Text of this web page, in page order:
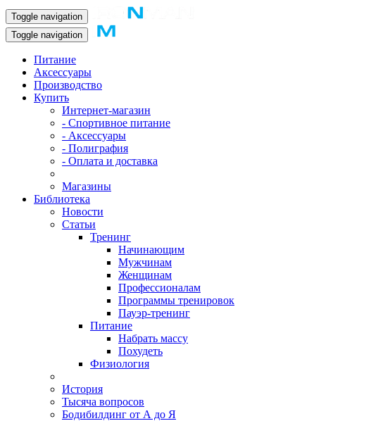
Toggle navigation
Toggle navigation
Питание
Аксессуары
Производство
Купить
Интернет-магазин
- Спортивное питание
- Аксессуары
- Полиграфия
- Оплата и доставка
Магазины
Библиотека
Новости
Статьи
Тренинг
Начинающим
Мужчинам
Женщинам
Профессионалам
Программы тренировок
Пауэр-тренинг
Питание
Набрать массу
Похудеть
Физиология
История
Тысяча вопросов
Бодибилдинг от А до Я